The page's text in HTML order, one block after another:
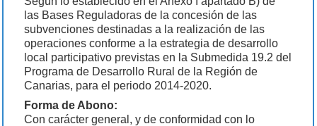
las Bases Reguladoras de la concesión de las
subvenciones destinadas a la realización de las
operaciones conforme a la estrategia de desarrollo
local participativo previstas en la Submedida 19.2 del
Programa de Desarrollo Rural de la Región de
Canarias, para el periodo 2014-2020.
Forma de Abono:
Con carácter general, y de conformidad con lo